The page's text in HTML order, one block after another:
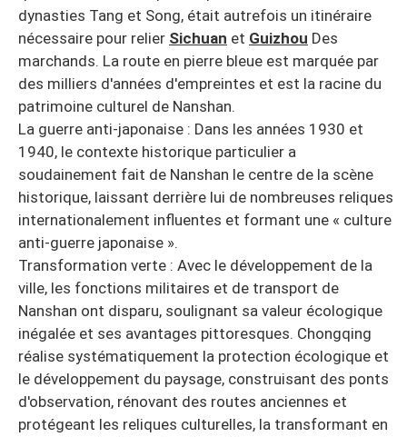
dynasties Tang et Song, était autrefois un itinéraire
nécessaire pour relier Sichuan et Guizhou Des
marchands. La route en pierre bleue est marquée par
des milliers d'années d'empreintes et est la racine du
patrimoine culturel de Nanshan.
La guerre anti-japonaise : Dans les années 1930 et
1940, le contexte historique particulier a
soudainement fait de Nanshan le centre de la scène
historique, laissant derrière lui de nombreuses reliques
internationalement influentes et formant une « culture
anti-guerre japonaise ».
Transformation verte : Avec le développement de la
ville, les fonctions militaires et de transport de
Nanshan ont disparu, soulignant sa valeur écologique
inégalée et ses avantages pittoresques. Chongqing
réalise systématiquement la protection écologique et
le développement du paysage, construisant des ponts
d'observation, rénovant des routes anciennes et
protégeant les reliques culturelles, la transformant en